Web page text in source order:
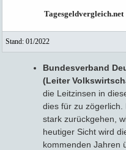
Tagesgeldvergleich.net
Stand: 01/2022
Bundesverband
(Leiter
die Leitzinsen in
dies für zu
stark zurückgehen,
heutiger Sicht wird
kommenden Jahren